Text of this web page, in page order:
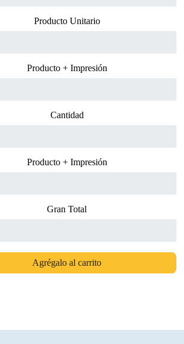
Producto Unitario
Producto + Impresión
Cantidad
Producto + Impresión
Gran Total
Agrégalo al carrito